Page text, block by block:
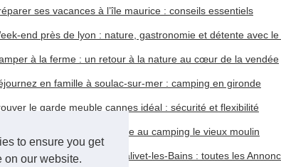
to ensure you get
on our website.
ses vacances à l’île maurice : conseils essentiels
end près de lyon : nature, gastronomie et détente avec
à la ferme : un retour à la nature au cœur de la vendée
en famille à soulac-sur-mer : camping en gironde
le garde meuble cannes idéal : sécurité et flexibilité
le paradis aquatique au camping le vieux moulin
de Vacances à Montalivet-les-Bains : toutes les